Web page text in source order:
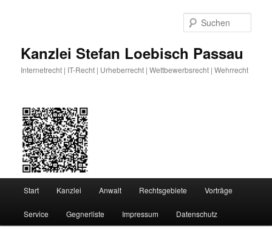
Kanzlei Stefan Loebisch Passau
Internetrecht | IT-Recht | Urheberrecht | Wettbewerbsrecht | Wehrrecht
Start Kanzlei Anwalt Rechtsgebiete Vorträge
Service Gegnerliste Impressum Datenschutz